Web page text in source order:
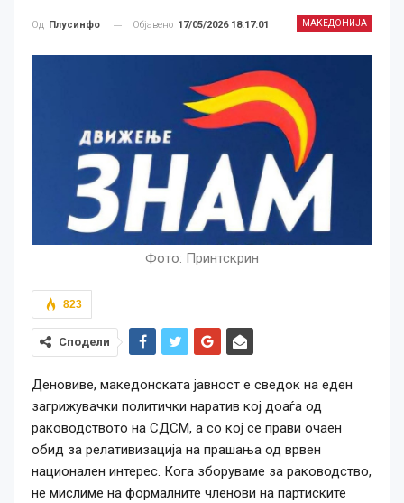
МАКЕДОНИЈА
Од Плусинфо Објавено 17/05/2026 18:17:01
Фото: Принтскрин
823
Сподели
Деновиве, македонската јавност е сведок на еден
загрижувачки политички наратив кој доаѓа од
раководството на СДСМ, а со кој се прави очаен
обид за релативизација на прашања од врвен
национален интерес. Кога зборуваме за раководство,
не мислиме на формалните членови на партиските